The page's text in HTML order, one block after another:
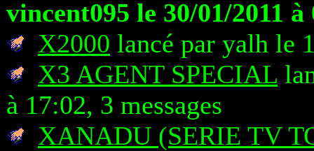
vincent095 le 30/01/2011 à
X2000 lancé par yalh le
X3 AGENT SPECIAL
à 17:02, 3 messages
XANADU (SERIE TV